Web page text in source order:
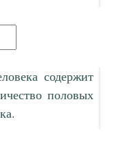
содержит
половых